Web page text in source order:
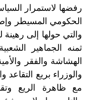
رفضها لاستمرار
الحكومي المسيطر
والتي حولها إلى
ثمنه الجماهير
الهشاشة والفقر
والوزراء بريع
مع ظاهرة الريع